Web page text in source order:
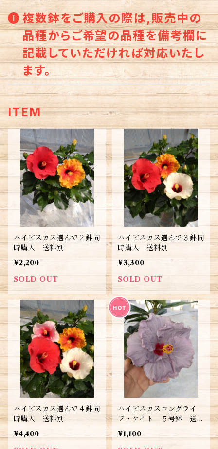
複数鉢をご購入の際は,販売中の
品種からご希望の品種を備考欄に
記載していただければ対応いたし
ます。
ITEM
ハイビスカス選んで２鉢同
時購入 送料別
¥2,200
SOLD OUT
ハイビスカス選んで３鉢同
時購入 送料別
¥3,300
SOLD OUT
ハイビスカス選んで４鉢同
時購入 送料別
¥4,400
ハイビスカスロングライ
フ・ケイト ５号鉢 送料
別
¥1,100